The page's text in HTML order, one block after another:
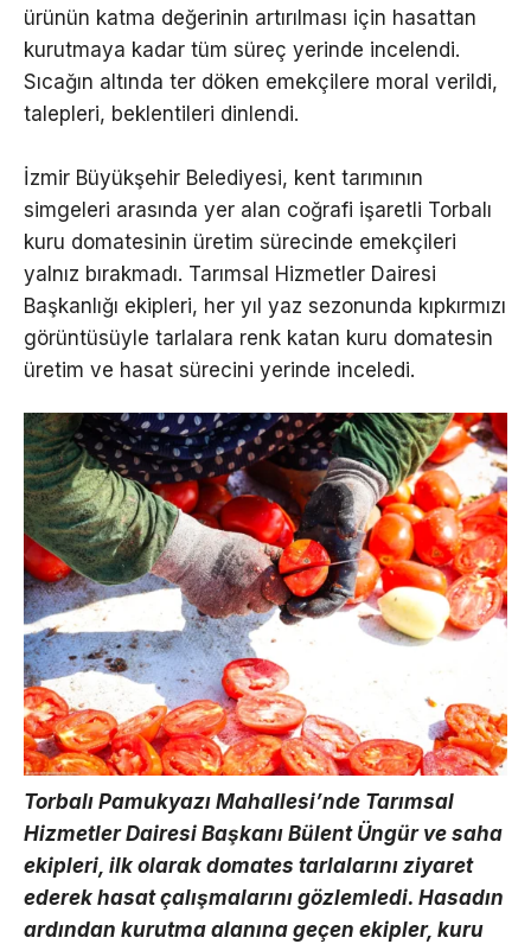
ürünün katma değerinin artırılması için hasattan
kurutmaya kadar tüm süreç yerinde incelendi.
Sıcağın altında ter döken emekçilere moral verildi,
talepleri, beklentileri dinlendi.
İzmir Büyükşehir Belediyesi, kent tarımının
simgeleri arasında yer alan coğrafi işaretli Torbalı
kuru domatesinin üretim sürecinde emekçileri
yalnız bırakmadı. Tarımsal Hizmetler Dairesi
Başkanlığı ekipleri, her yıl yaz sezonunda kıpkırmızı
görüntüsüyle tarlalara renk katan kuru domatesin
üretim ve hasat sürecini yerinde inceledi.
Torbalı Pamukyazı Mahallesi’nde Tarımsal
Hizmetler Dairesi Başkanı Bülent Üngür ve saha
ekipleri, ilk olarak domates tarlalarını ziyaret
ederek hasat çalışmalarını gözlemledi. Hasadın
ardından kurutma alanına geçen ekipler, kuru